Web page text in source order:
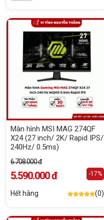
Màn hình MSI MAG 274QF
X24 (27 inch/ 2K/ Rapid IPS/
240Hz/ 0.5ms)
6.708.000 đ
5.590.000 đ -17%
Hết hàng (0)